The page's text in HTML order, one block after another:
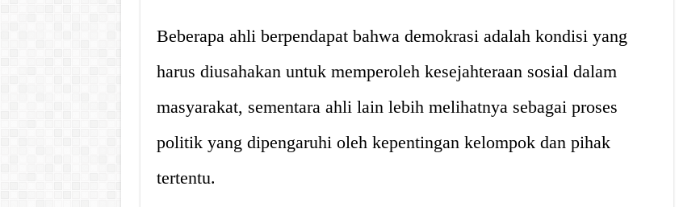
Beberapa ahli berpendapat bahwa demokrasi adalah kondisi yang
harus diusahakan untuk memperoleh kesejahteraan sosial dalam
masyarakat, sementara ahli lain lebih melihatnya sebagai proses
politik yang dipengaruhi oleh kepentingan kelompok dan pihak
tertentu.